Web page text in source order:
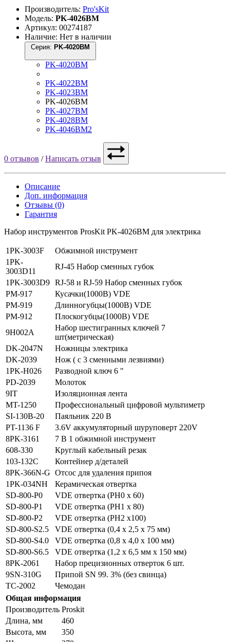
Производитель: Pro'sKit
Модель: PK-4026BM
Артикул: 00274187
Наличие: Нет в наличии
Серия:
PK-4020BM
PK-4022BM
PK-4023BM
PK-4026BM
PK-4027BM
PK-4028BM
PK-4046BM2
0 отзывов /Написать отзыв
Описание
Доп. информация
Отзывы (0)
Гарантия
Набор инструментов ProsKit PK-4026BM для электрика
1PK-3003F
Обжимной инструмент
1PK-
3003D11
RJ-45 Набор сменных губок
1PK-3003D9 RJ-58 и RJ-59 Набор сменных губок
PM-917
Кусачки(1000В) VDE
PM-919
Длинногубцы(1000В) VDE
PM-912
Плоскогубцы(1000В) VDE
9H002A
Набор шестигранных ключей 7
шт(метрическая)
DK-2047N
Ножницы электрика
DK-2039
Нож ( с 3 сменными лезвиями)
1PK-H026
Разводной ключ 6 "
PD-2039
Молоток
9IT
Изоляционная лента
MT-1250
Профессиональный цифровой мультиметр
SI-130B-20
Паяльник 220 В
PT-1136 F
3.6V аккумуляторный шуруповерт 220V
8PK-3161
7 В 1 обжимной инструмент
608-330
Круглый кабельный резак
103-132C
Контейнер д/деталей
8PK-366N-G Отсос для удаления припоя
1PK-034NH
Керамическая отвертка
SD-800-P0
VDE отвертка (PH0 х 60)
SD-800-P1
VDE отвертка (PH1 х 80)
SD-800-P2
VDE отвертка (PH2 x100)
SD-800-S2.5
VDE отвертка (0,4 х 2,5 х 75 мм)
SD-800-S4.0
VDE отвертка (0,8 х 4,0 х 100 мм)
SD-800-S6.5
VDE отвертка (1,2 х 6,5 мм x 150 мм)
8PK-2061
Набор прецизионных отверток 6 шт.
9SN-310G
Припой SN 99. 3% (без свинца)
TC-2002
Чемодан
Общая информация
Производитель Proskit
Длина, мм
460
Высота, мм
350